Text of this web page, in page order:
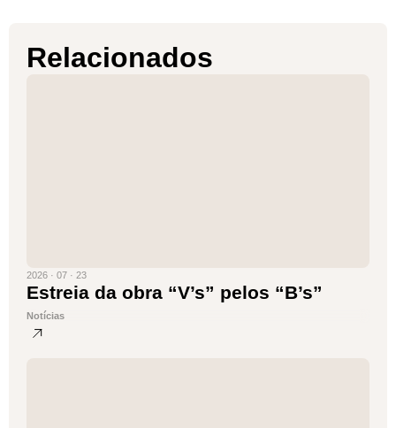
Relacionados
2026 · 07 · 23
Estreia da obra “V’s” pelos “B’s”
Notícias